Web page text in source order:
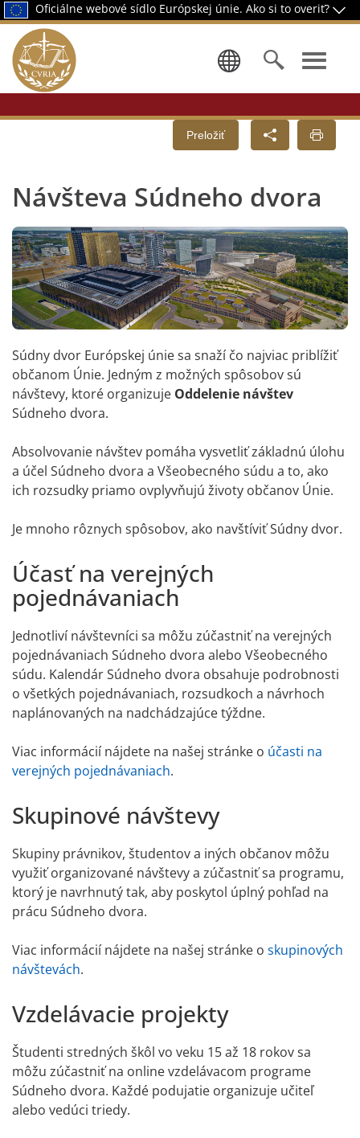
Oficiálne webové sídlo Európskej únie. Ako si to overiť?
Výber
Preložiť
Návšteva Súdneho dvora
Súdny dvor Európskej únie sa snaží čo najviac priblížiť
občanom Únie. Jedným z možných spôsobov sú
návštevy, ktoré organizuje Oddelenie návštev
Súdneho dvora.
Absolvovanie návštev pomáha vysvetliť základnú úlohu
a účel Súdneho dvora a Všeobecného súdu a to, ako
ich rozsudky priamo ovplyvňujú životy občanov Únie.
Je mnoho rôznych spôsobov, ako navštíviť Súdny dvor.
Účasť na verejných
pojednávaniach
Jednotliví návštevníci sa môžu zúčastniť na verejných
pojednávaniach Súdneho dvora alebo Všeobecného
súdu. Kalendár Súdneho dvora obsahuje podrobnosti
o všetkých pojednávaniach, rozsudkoch a návrhoch
naplánovaných na nadchádzajúce týždne.
Viac informácií nájdete na našej stránke o účasti na
verejných pojednávaniach.
Skupinové návštevy
Skupiny právnikov, študentov a iných občanov môžu
využiť organizované návštevy a zúčastniť sa programu,
ktorý je navrhnutý tak, aby poskytol úplný pohľad na
prácu Súdneho dvora.
Viac informácií nájdete na našej stránke o skupinových
návštevách.
Vzdelávacie projekty
Študenti stredných škôl vo veku 15 až 18 rokov sa
môžu zúčastniť na online vzdelávacom programe
Súdneho dvora. Každé podujatie organizuje učiteľ
alebo vedúci triedy.